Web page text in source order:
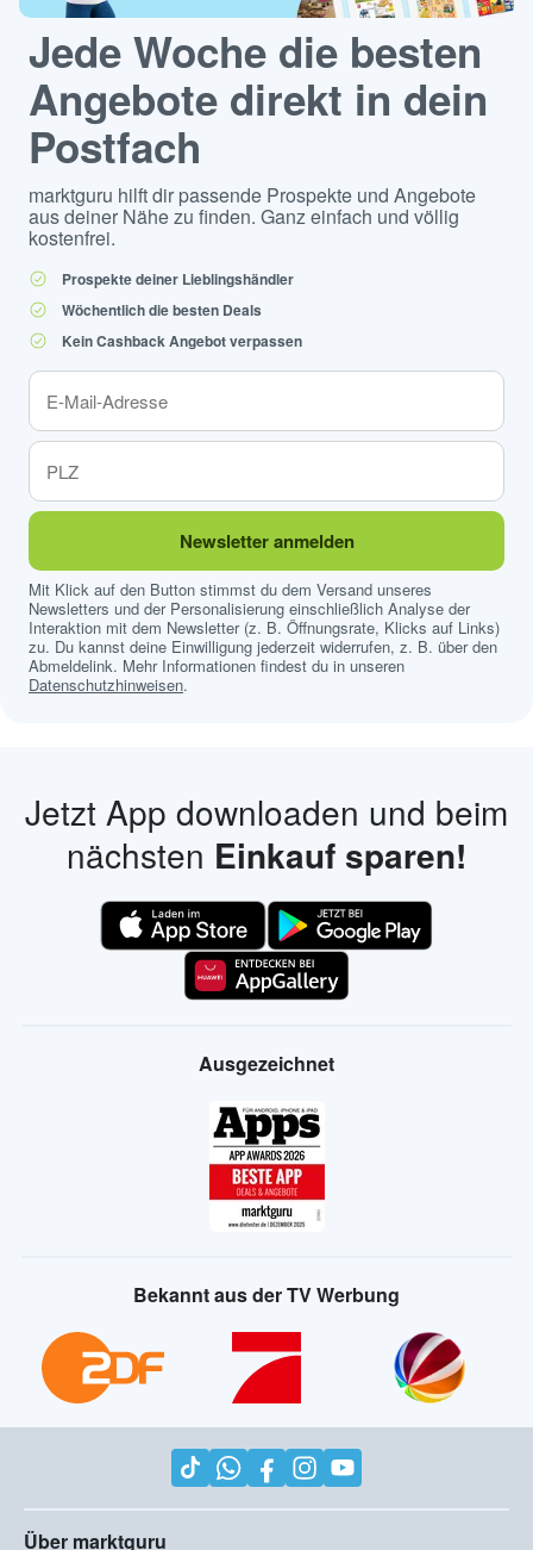
Jede Woche die besten
Angebote direkt in dein
Postfach
marktguru hilft dir passende Prospekte und Angebote
aus deiner Nähe zu finden. Ganz einfach und völlig
kostenfrei.
Prospekte deiner Lieblingshändler
Wöchentlich die besten Deals
Kein Cashback Angebot verpassen
Newsletter anmelden
Mit Klick auf den Button stimmst du dem Versand unseres
Newsletters und der Personalisierung einschließlich Analyse der
Interaktion mit dem Newsletter (z. B. Öffnungsrate, Klicks auf Links)
zu. Du kannst deine Einwilligung jederzeit widerrufen, z. B. über den
Abmeldelink. Mehr Informationen findest du in unseren
Datenschutzhinweisen.
Jetzt App downloaden und beim
nächsten Einkauf sparen!
Ausgezeichnet
Bekannt aus der TV Werbung
Über marktguru